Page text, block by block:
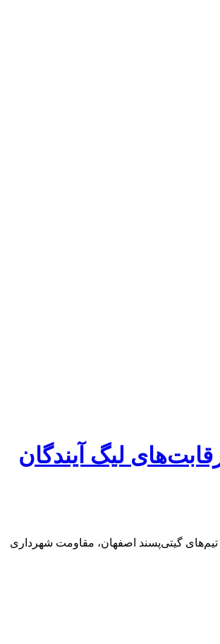
لیگ آیندگان
تیم‌های گیتی‌پسند اصفهان، مقاومت شهرداری